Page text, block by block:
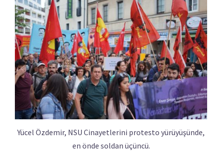
Yücel Özdemir, NSU Cinayetlerini protesto yürüyüşünde,
en önde soldan üçüncü.